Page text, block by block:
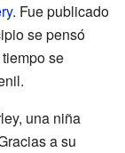
. Fue publicado
se pensó
se
una niña
a su